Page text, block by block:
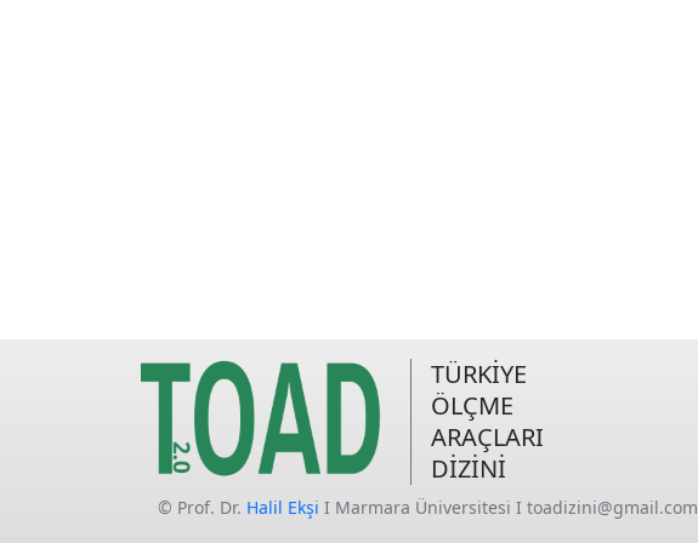
TÜRKİYE
ÖLÇME
ARAÇLARI
DİZİNİ
© Prof. Dr. Halil Ekşi I Marmara Üniversitesi I toadizini@gmail.com